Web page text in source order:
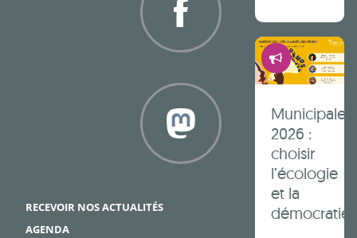
Municipales
2026 :
choisir
l’écologie
et la
démocratie
RECEVOIR NOS ACTUALITÉS
AGENDA